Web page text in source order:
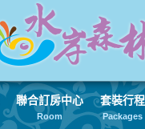
聯合訂房中心
Room
套裝行程
Packages